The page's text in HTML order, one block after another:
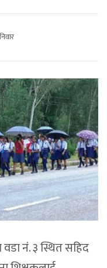
नंं. ३ स्थित सहिद